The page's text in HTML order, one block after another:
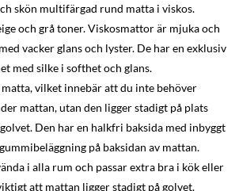
skön multifärgad rund matta i viskos.
och grå toner. Viskosmattor är mjuka och
vacker glans och lyster. De har en exklusiv
med silke i softhet och glans.
vilket innebär att du inte behöver
mattan, utan den ligger stadigt på plats
Den har en halkfri baksida med inbyggt
på baksidan av mattan.
i alla rum och passar extra bra i kök eller
att mattan ligger stadigt på golvet.